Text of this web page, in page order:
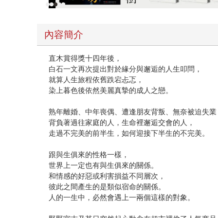
內容簡介
直木賞得獎十四年後，
白石一文再次提出對於緣分與邂逅的人生叩問，
就算人生旅程依舊跌宕忐忑，
染上暮色後依然美麗真摯的成人之戀。
熟年離婚、中年喪偶、遭逢朋友背叛、無奈被迫失業
背負著過往家庭的人，生命裡邂逅交會的人，
走過不完美的前半生，如何迎接下半生的不完美。
跟與生俱來的性格一樣，
世界上一定也有與生俱來的關係。
和情感的好惡或利害損益不同層次，
彼此之間產生的是類似宿命的關係。
人的一生中，必然會遇上一兩個這樣的對象。